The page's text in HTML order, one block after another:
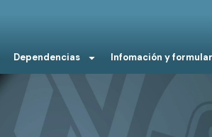
Dependencias Infomación y